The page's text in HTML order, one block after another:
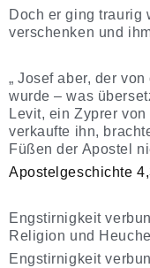
Doch er ging traurig
verschenken und
„ Josef aber, der
wurde – was
Levit, ein Zyprer
verkaufte ihn,
Füßen der Apostel
Apostelgeschichte
Engstirnigkeit
Religion und
Engstirnigkeit